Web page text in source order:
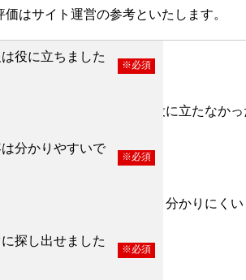
はサイト運営の参考といたします。
役に立ちました
※必須
役に立たなか
分かりやすいで
※必須
分かりにくい
探し出せました
※必須